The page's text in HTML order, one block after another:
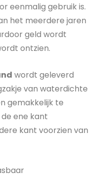
eenmalig gebruik is.
het meerdere jaren
geld wordt
ontzien.
wordt geleverd
van waterdichte
gemakkelijk te
ene kant
kant voorzien van